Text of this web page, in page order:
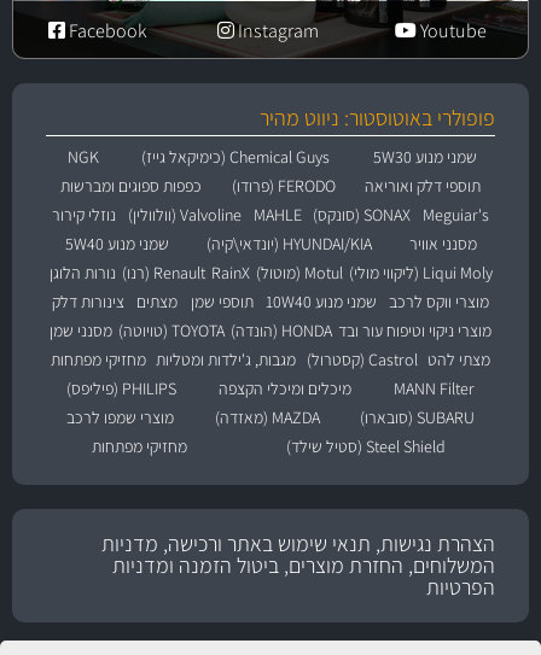
Youtube
Instagram
Facebook
פופולרי באוטוסטור: ניווט מהיר
שמני מנוע 5W30 Chemical Guys (כימיקאל גייז)
NGK
תוספי דלק ואוריאה
FERODO (פרודו)
כפפות ספוגים ומברשות
Meguiar's
SONAX (סונקס) MAHLE Valvoline (וולוולין)
נוזלי קירור
מסנני אוויר
HYUNDAI/KIA (יונדאי\קיה)
שמני מנוע 5W40
Liqui Moly (ליקווי מולי)
Motul (מוטול) RainX Renault (רנו)
נורות הלוגן
מוצרי ווקס לרכב
שמני מנוע 10W40 תוספי שמן מצתים
צינורות דלק
מוצרי ניקוי וטיפוח עור ובד HONDA (הונדה) TOYOTA (טויוטה)
מסנני שמן
מצתי להט Castrol (קסטרול) מגבות, ג'ילדות ומטליות מחזיקי מפתחות
MANN Filter
מיכלים ומיכלי הקצפה
PHILIPS (פיליפס)
SUBARU (סובארו)
MAZDA (מאזדה)
מוצרי שמפו לרכב
Steel Shield (סטיל שילד)
מחזיקי מפתחות
הצהרת נגישות, תנאי שימוש באתר ורכישה, מדניות
המשלוחים, החזרת מוצרים, ביטול הזמנה ומדניות
הפרטיות